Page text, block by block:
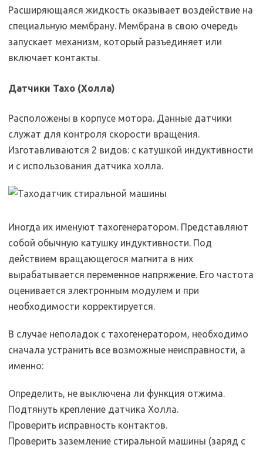
Расширяющаяся жидкость оказывает воздействие на
специальную мембрану. Мембрана в свою очередь
запускает механизм, который разъединяет или
включает контакты.
Датчики Тахо (Холла)
Расположены в корпусе мотора. Данные датчики
служат для контроля скорости вращения.
Изготавливаются 2 видов: с катушкой индуктивности
и с использования датчика холла.
Иногда их именуют тахогенератором. Представляют
собой обычную катушку индуктивности. Под
действием вращающегося магнита в них
вырабатывается переменное напряжение. Его частота
оценивается электронным модулем и при
необходимости корректируется.
В случае неполадок с тахогенератором, необходимо
сначала устранить все возможные неисправности, а
именно:
Определить, не выключена ли функция отжима.
Подтянуть крепление датчика Холла.
Проверить исправность контактов.
Проверить заземление стиральной машины (заряд с